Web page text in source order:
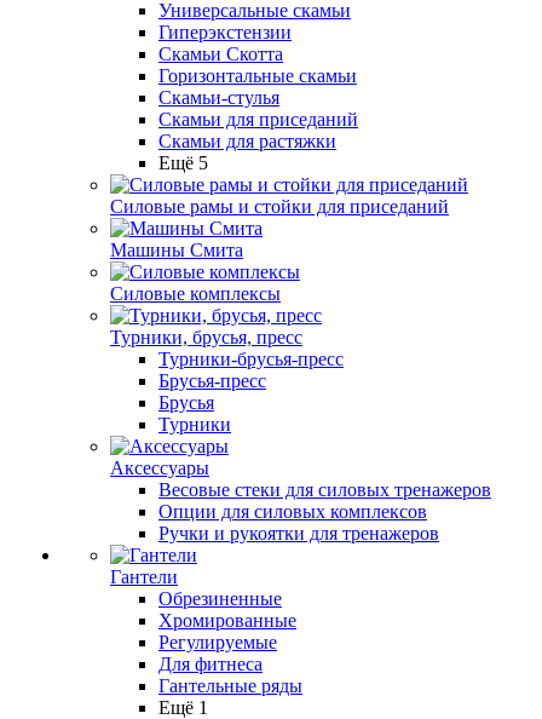
Универсальные скамьи
Гиперэкстензии
Скамьи Скотта
Горизонтальные скамьи
Скамьи-стулья
Скамьи для приседаний
Скамьи для растяжки
Ещё 5
Силовые рамы и стойки для приседаний
Машины Смита
Силовые комплексы
Турники, брусья, пресс
Турники-брусья-пресс
Брусья-пресс
Брусья
Турники
Аксессуары
Весовые стеки для силовых тренажеров
Опции для силовых комплексов
Ручки и рукоятки для тренажеров
Гантели
Обрезиненные
Хромированные
Регулируемые
Для фитнеса
Гантельные ряды
Ещё 1